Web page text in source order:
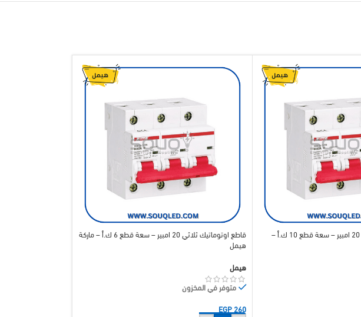
قاطع اوتوماتيك ثلاثي 20 امبير – سعة قطع 10 ك.أ – قاطع اوتوماتيك ثلاثي 20 امبير – سعة قطع 6 ك.أ – ماركة
هيمل
هيمل
متوفر في المخزون
EGP260